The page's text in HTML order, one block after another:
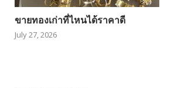
ขายทองเก่าที่ไหนได้ราคาดี
July 27, 2026